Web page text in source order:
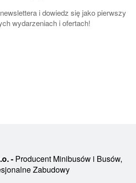
i dowiedz się jako pierwszy
wydarzeniach i ofertach!
- Producent Minibusów i Busów,
Zabudowy